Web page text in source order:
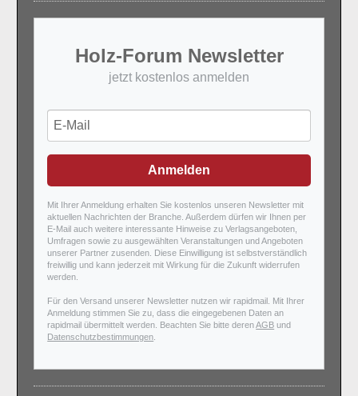
Holz-Forum Newsletter
jetzt kostenlos anmelden
Anmelden
Mit Ihrer Anmeldung erhalten Sie kostenlos unseren Newsletter mit
aktuellen Nachrichten der Branche. Außerdem dürfen wir Ihnen per
E-Mail auch weitere interessante Hinweise zu Verlagsangeboten,
Umfragen sowie zu ausgewählten Veranstaltungen und Angeboten
unserer Partner zusenden. Diese Einwilligung ist selbstverständlich
freiwillig und kann jederzeit mit Wirkung für die Zukunft widerrufen
werden.
Für den Versand unserer Newsletter nutzen wir rapidmail. Mit Ihrer
Anmeldung stimmen Sie zu, dass die eingegebenen Daten an
rapidmail übermittelt werden. Beachten Sie bitte derenAGB und
Datenschutzbestimmungen